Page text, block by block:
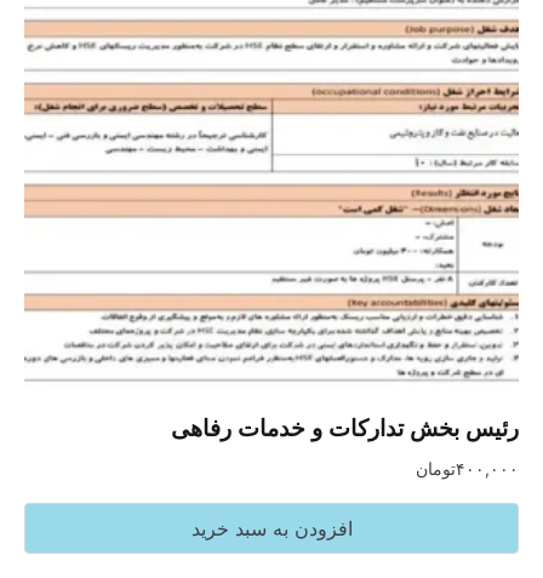
رئیس بخش تدارکات و خدمات رفاهی
۴۰۰,۰۰۰تومان
افزودن به سبد خرید